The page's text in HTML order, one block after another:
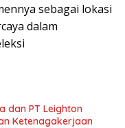
sebagai lokasi
dalam
dan PT Leighton
Ketenagakerjaan